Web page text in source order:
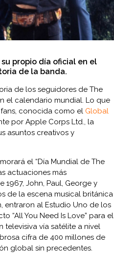
propio día oficial en el
de la banda.
de los seguidores de The
el calendario mundial. Lo que
conocida como el Global
por Apple Corps Ltd., la
asuntos creativos y
el “Día Mundial de The
actuaciones más
John, Paul, George y
de la escena musical británica
entraron al Estudio Uno de los
“All You Need Is Love” para el
televisiva vía satélite a nivel
cifra de 400 millones de
global sin precedentes.